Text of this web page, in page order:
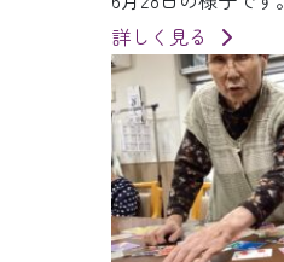
詳しく見る